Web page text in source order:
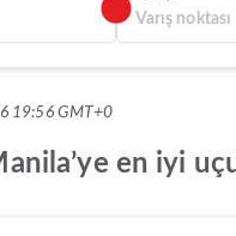
19:56 GMT+0
en iyi